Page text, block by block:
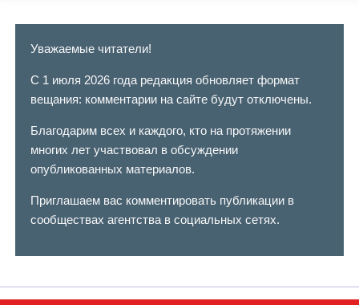
Уважаемые читатели!
С 1 июля 2026 года редакция обновляет формат
вещания: комментарии на сайте будут отключены.
Благодарим всех и каждого, кто на протяжении
многих лет участвовал в обсуждении
опубликованных материалов.
Приглашаем вас комментировать публикации в
сообществах агентства в социальных сетях.